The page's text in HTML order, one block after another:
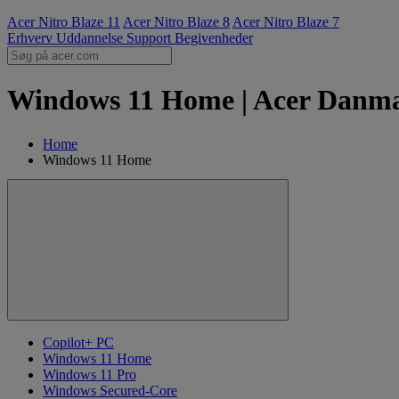
Acer Nitro Blaze 11 Acer Nitro Blaze 8 Acer Nitro Blaze 7
Erhverv Uddannelse Support Begivenheder
Windows 11 Home | Acer
Home
Windows 11 Home
Copilot+ PC
Windows 11 Home
Windows 11 Pro
Windows Secured-Core